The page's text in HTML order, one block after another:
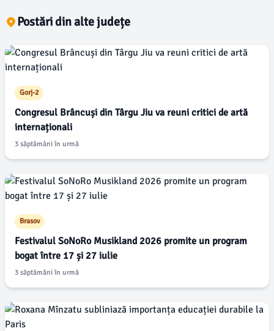
Postări din alte județe
Gorj-2
Congresul Brâncuși din Târgu Jiu va reuni critici de artă
internaționali
3 săptămâni în urmă
Brasov
Festivalul SoNoRo Musikland 2026 promite un program
bogat între 17 și 27 iulie
3 săptămâni în urmă